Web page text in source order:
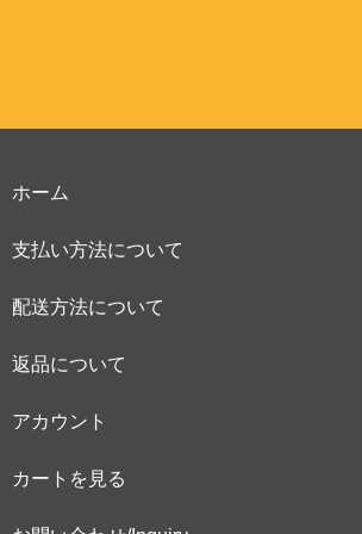
ホーム
支払い方法について
配送方法について
返品について
アカウント
カートを見る